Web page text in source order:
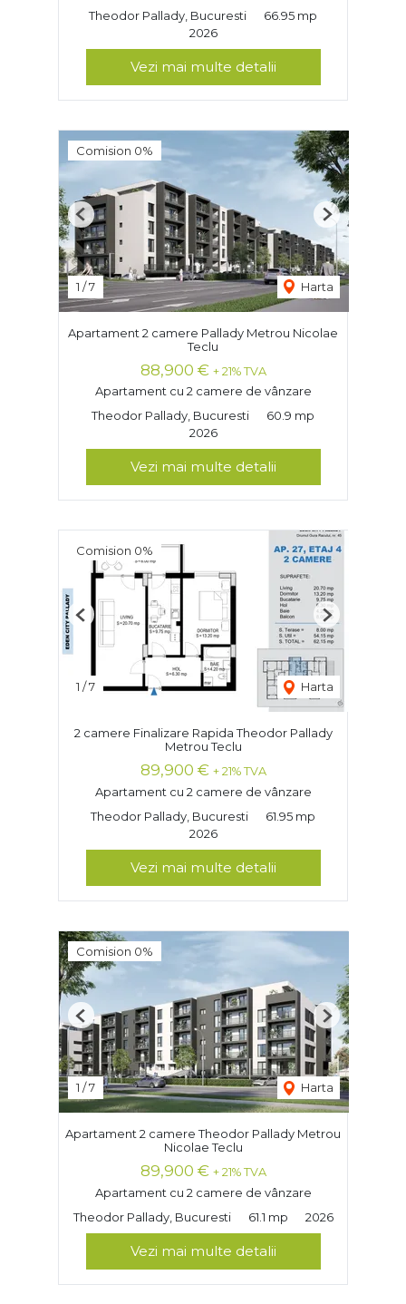
Theodor Pallady, Bucuresti
66.95 mp
2026
Vezi mai multe detalii
Comision 0%
1 /7 Harta
Previous Next
Apartament 2 camere Pallady Metrou Nicolae
Teclu
88,900 € + 21% TVA
Apartament cu 2 camere de vânzare
Theodor Pallady, Bucuresti
60.9 mp
2026
Vezi mai multe detalii
Comision 0%
1 /7 Harta
Previous Next
2 camere Finalizare Rapida Theodor Pallady
Metrou Teclu
89,900 € + 21% TVA
Apartament cu 2 camere de vânzare
Theodor Pallady, Bucuresti
61.95 mp
2026
Vezi mai multe detalii
Comision 0%
1 /7 Harta
Previous Next
Apartament 2 camere Theodor Pallady Metrou
Nicolae Teclu
89,900 € + 21% TVA
Apartament cu 2 camere de vânzare
Theodor Pallady, Bucuresti
61.1 mp 2026
Vezi mai multe detalii